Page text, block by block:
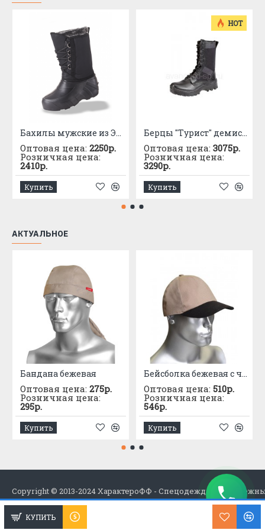
Защита:
Подкладка:Типика
ПУ-ТПУ
Регулировка оголовья:
КУПИТЬ
Бахилы мужские из ЭВА со вставным чулком -50С
Оптовая цена: 2250р.
Розничная цена:
2410р.
Купить
HOT
Берцы "Турист" демисезонные
Оптовая цена: 3075р.
Розничная цена:
3290р.
Купить
АКТУАЛЬНОЕ
Бандана бежевая
Оптовая цена: 275р.
Розничная цена:
295р.
Купить
Бейсболка бежевая с черным козырьком (тк.PANACOTTA)
Оптовая цена: 510р.
Розничная цена:
546р.
Купить
Copyright © 2013-2024 ХарактероФФ - Спецодежда в